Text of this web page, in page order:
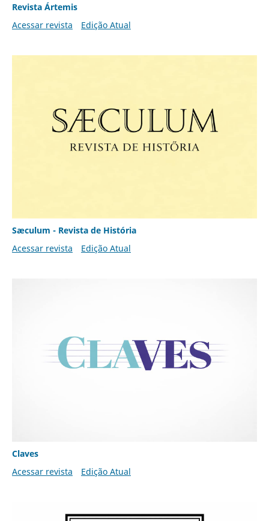
Revista Ártemis
Acessar revista
Edição Atual
Sæculum - Revista de História
Acessar revista
Edição Atual
Claves
Acessar revista
Edição Atual